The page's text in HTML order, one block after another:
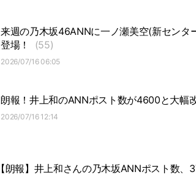
来週の乃木坂46ANNに一ノ瀬美空(新セン
登場！
(55)
2026/07/16 06:05
朗報！井上和のANNポスト数が4600と大幅
2026/07/16 12:14
【朗報】井上和さんの乃木坂ANNポスト数、